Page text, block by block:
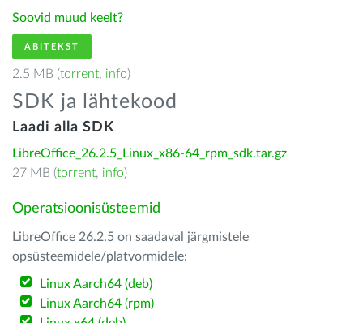
Soovid muud keelt?
ABITEKST
2.5 MB (torrent, info)
SDK ja lähtekood
Laadi alla SDK
LibreOffice_26.2.5_Linux_x86-64_rpm_sdk.tar.gz
27 MB (torrent, info)
Operatsioonisüsteemid
LibreOffice 26.2.5 on saadaval järgmistele
opsüsteemidele/platvormidele:
Linux Aarch64 (deb)
Linux Aarch64 (rpm)